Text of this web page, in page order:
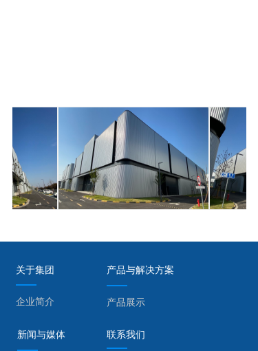
关于集团 产品与解决方案
联系我们
新闻与媒体
企业简介 产品展示